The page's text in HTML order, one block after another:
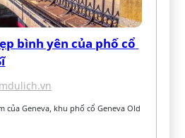
bình yên của phố cổ
của Geneva, khu phố cổ Geneva Old